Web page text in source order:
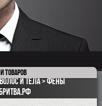
товаров
и тела
Фены